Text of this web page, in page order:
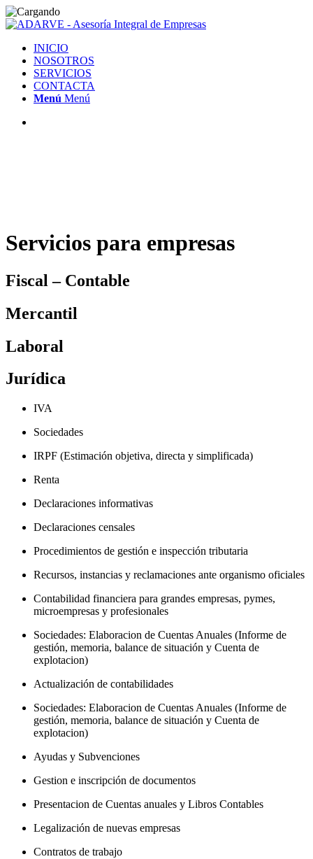
INICIO
NOSOTROS
SERVICIOS
CONTACTA
Menú Menú
Servicios para empresas
Fiscal – Contable
Mercantil
Laboral
Jurídica
IVA
Sociedades
IRPF (Estimación objetiva, directa y simplificada)
Renta
Declaraciones informativas
Declaraciones censales
Procedimientos de gestión e inspección tributaria
Recursos, instancias y reclamaciones ante organismo oficiales
Contabilidad financiera para grandes empresas, pymes,
microempresas y profesionales
Sociedades: Elaboracion de Cuentas Anuales (Informe de
gestión, memoria, balance de situación y Cuenta de
explotacion)
Actualización de contabilidades
Sociedades: Elaboracion de Cuentas Anuales (Informe de
gestión, memoria, balance de situación y Cuenta de
explotacion)
Ayudas y Subvenciones
Gestion e inscripción de documentos
Presentacion de Cuentas anuales y Libros Contables
Legalización de nuevas empresas
Contratos de trabajo